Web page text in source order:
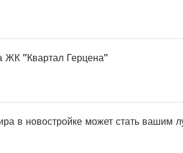
ЖК "Квартал Герцена"
в новостройке может стать